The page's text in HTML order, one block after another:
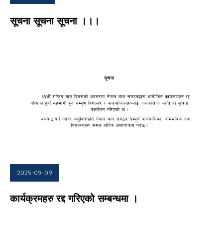
सूचना सूचना सूचना ।।।
2025-09-09
कार्यक्रमहरु रद्द गरिएको सम्बन्धमा ।